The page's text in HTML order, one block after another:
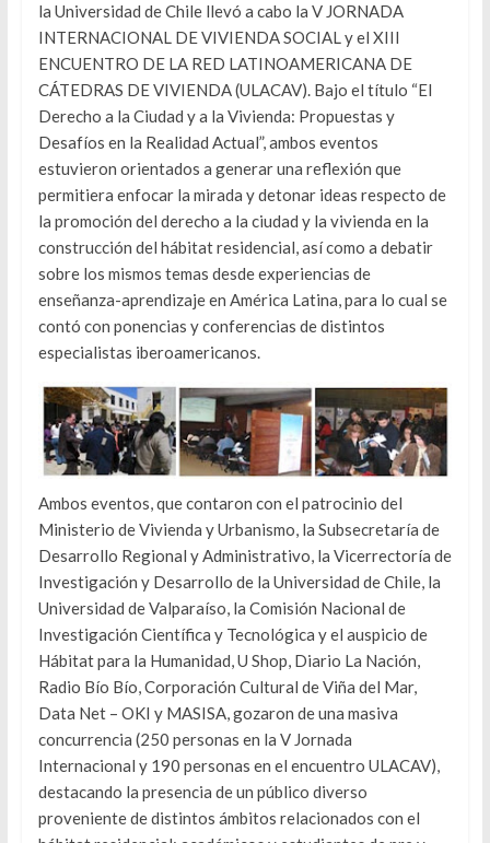
la Universidad de Chile llevó a cabo la V JORNADA
INTERNACIONAL DE VIVIENDA SOCIAL y el XIII
ENCUENTRO DE LA RED LATINOAMERICANA DE
CÁTEDRAS DE VIVIENDA (ULACAV). Bajo el título “El
Derecho a la Ciudad y a la Vivienda: Propuestas y
Desafíos en la Realidad Actual”, ambos eventos
estuvieron orientados a generar una reflexión que
permitiera enfocar la mirada y detonar ideas respecto de
la promoción del derecho a la ciudad y la vivienda en la
construcción del hábitat residencial, así como a debatir
sobre los mismos temas desde experiencias de
enseñanza-aprendizaje en América Latina, para lo cual se
contó con ponencias y conferencias de distintos
especialistas iberoamericanos.
Ambos eventos, que contaron con el patrocinio del
Ministerio de Vivienda y Urbanismo, la Subsecretaría de
Desarrollo Regional y Administrativo, la Vicerrectoría de
Investigación y Desarrollo de la Universidad de Chile, la
Universidad de Valparaíso, la Comisión Nacional de
Investigación Científica y Tecnológica y el auspicio de
Hábitat para la Humanidad, U Shop, Diario La Nación,
Radio Bío Bío, Corporación Cultural de Viña del Mar,
Data Net – OKI y MASISA, gozaron de una masiva
concurrencia (250 personas en la V Jornada
Internacional y 190 personas en el encuentro ULACAV),
destacando la presencia de un público diverso
proveniente de distintos ámbitos relacionados con el